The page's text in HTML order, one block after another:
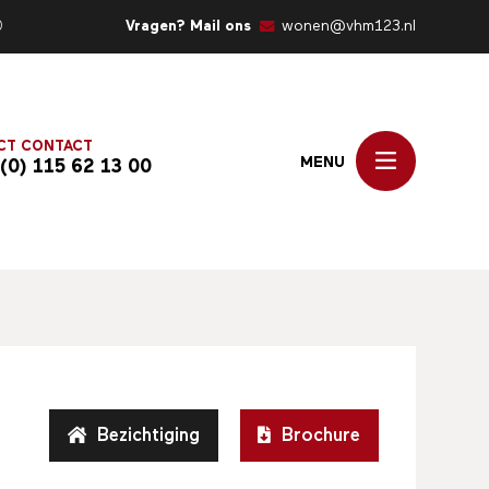
Vragen? Mail ons wonen@vhm123.nl
CONTACT
115 62 13 00 MENU
Bezichtiging Brochure